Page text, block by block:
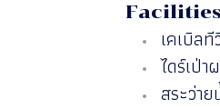
Facilities
เคเบิล
ไดร์เป่า
สระว่า